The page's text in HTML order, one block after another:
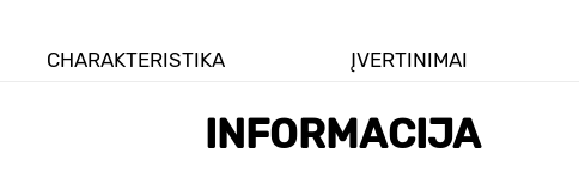
CHARAKTERISTIKA ĮVERTINIMAI
INFORMACIJA